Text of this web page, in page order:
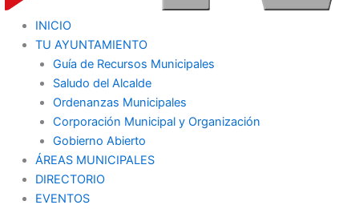
INICIO
TU AYUNTAMIENTO
Guía de Recursos Municipales
Saludo del Alcalde
Ordenanzas Municipales
Corporación Municipal y Organización
Gobierno Abierto
ÁREAS MUNICIPALES
DIRECTORIO
EVENTOS